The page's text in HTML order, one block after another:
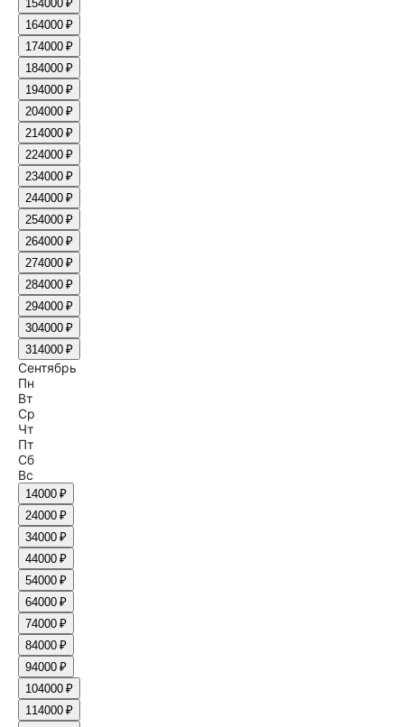
154000 ₽
164000 ₽
174000 ₽
184000 ₽
194000 ₽
204000 ₽
214000 ₽
224000 ₽
234000 ₽
244000 ₽
254000 ₽
264000 ₽
274000 ₽
284000 ₽
294000 ₽
304000 ₽
314000 ₽
Сентябрь
Пн
Вт
Ср
Чт
Пт
Сб
Вс
14000 ₽
24000 ₽
34000 ₽
44000 ₽
54000 ₽
64000 ₽
74000 ₽
84000 ₽
94000 ₽
104000 ₽
114000 ₽